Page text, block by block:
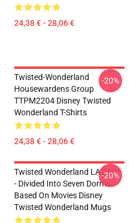
24,38 € - 28,06 €
Twisted-Wonderland
Housewardens Group
TTPM2204 Disney Twisted
Wonderland T-Shirts
24,38 € - 28,06 €
-20%
Twisted Wonderland LA 2801
- Divided Into Seven Dorms
Based On Movies Disney
Twisted Wonderland Mugs
-20%